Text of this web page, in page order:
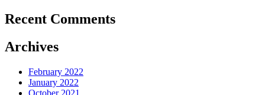
Recent Comments
Archives
February 2022
January 2022